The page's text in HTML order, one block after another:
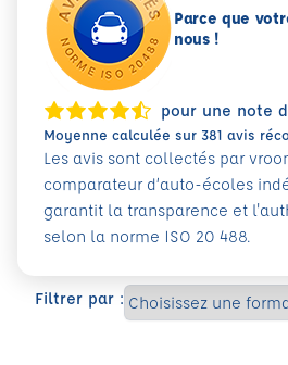
Filtrer par :
Parce que
nous !
pour une note
Moyenne calculée sur 381 avis
Les avis sont collectés par
comparateur d’auto-écoles
garantit la transparence et
selon la norme ISO 20 488.